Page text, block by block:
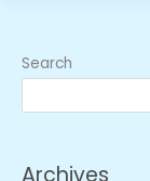
Search
Archives